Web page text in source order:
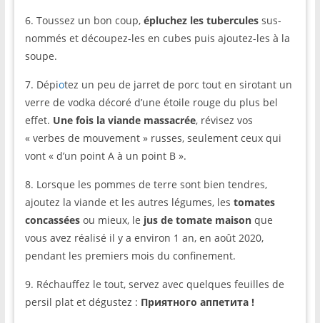
6. Toussez un bon coup, épluchez les tuberculessus-
nommés et découpez-les en cubes puis ajoutez-les à la
soupe.
7. Dépiotez un peu de jarret de porc tout en sirotant un
verre de vodka décoré d’une étoile rouge du plus bel
effet. Une fois la viande massacrée, révisez vos
« verbes de mouvement » russes, seulement ceux qui
vont « d’un point A à un point B ».
8. Lorsque les pommes de terre sont bien tendres,
ajoutez la viande et les autres légumes, les tomates
concasséesou mieux, le jus de tomate maisonque
vous avez réalisé il y a environ 1 an, en août 2020,
pendant les premiers mois du confinement.
9. Réchauffez le tout, servez avec quelques feuilles de
persil plat et dégustez : Приятного аппетита !